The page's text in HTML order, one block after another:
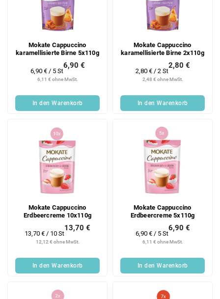
Mokate Cappuccino
karamellisierte Birne 5x110g
6,11 € ohne MwSt.
6,90 €
Verkaufspreis:
6,90 € / 5 St
In den Warenkorb
Mokate Cappuccino
karamellisierte Birne 2x110g
2,48 € ohne MwSt.
2,80 €
Verkaufspreis:
2,80 € / 2 St
In den Warenkorb
Mokate Cappuccino
Erdbeercreme 10x110g
12,12 € ohne MwSt.
13,70 €
Verkaufspreis:
13,70 € / 10 St
In den Warenkorb
Mokate Cappuccino
Erdbeercreme 5x110g
6,11 € ohne MwSt.
6,90 €
Verkaufspreis:
6,90 € / 5 St
In den Warenkorb